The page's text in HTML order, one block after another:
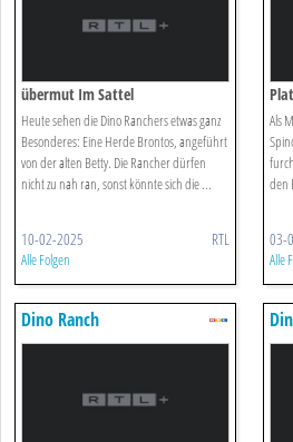
übermut Im Sattel
Heute sehen die Dino Ranchers etwas ganz
Besonderes: Eine Herde Brontos, angeführt
von der alten Betty. Die Rancher dürfen
nicht zu nah ran, sonst könnte sich die ...
10-02-2025 RTL
Alle Folgen
Als
den
03-
Alle
Dino Ranch